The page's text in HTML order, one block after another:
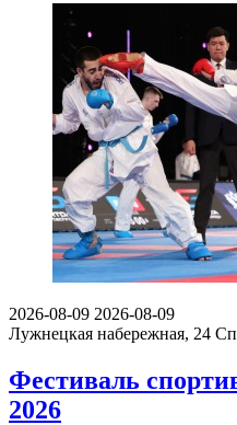
2026-08-09 2026-08-09
Лужнецкая набережная, 24
Фестиваль
2026